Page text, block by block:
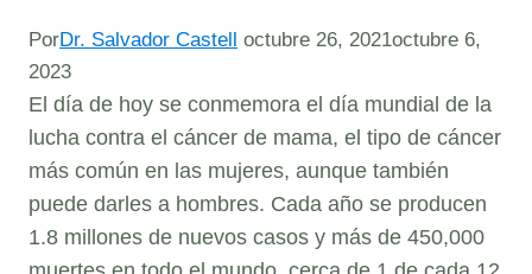
PorDr. Salvador Castell octubre 26, 2021octubre 6,
2023
El día de hoy se conmemora el día mundial de la
lucha contra el cáncer de mama, el tipo de cáncer
más común en las mujeres, aunque también
puede darles a hombres. Cada año se producen
1.8 millones de nuevos casos y más de 450,000